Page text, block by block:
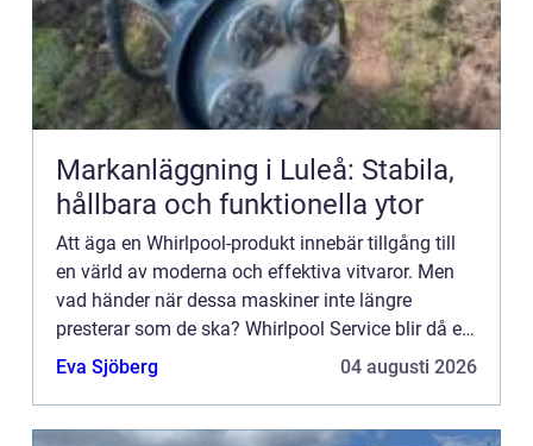
Markanläggning i Luleå: Stabila,
hållbara och funktionella ytor
Att äga en Whirlpool-produkt innebär tillgång till
en värld av moderna och effektiva vitvaror. Men
vad händer när dessa maskiner inte längre
presterar som de ska? Whirlpool Service blir då en
ovärderlig ...
Eva Sjöberg 04 augusti 2026